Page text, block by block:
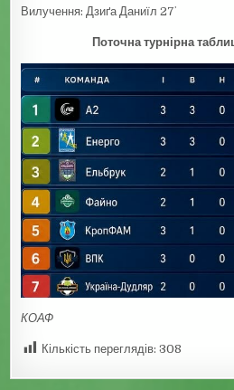
Вилучення: Дзиґа Даниїл 27ʼ
Поточна турнірна
КОАФ
Кількість переглядів: 308